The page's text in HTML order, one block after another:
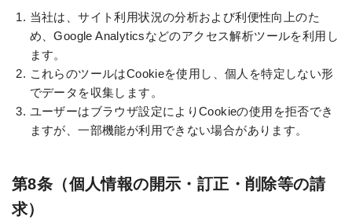
当社は、サイト利用状況の分析および利便性向上のた
め、Google Analyticsなどのアクセス解析ツールを利用し
ます。
これらのツールはCookieを使用し、個人を特定しない形
でデータを収集します。
ユーザーはブラウザ設定によりCookieの使用を拒否でき
ますが、一部機能が利用できない場合があります。
第8条（個人情報の開示・訂正・削除等の請
求）